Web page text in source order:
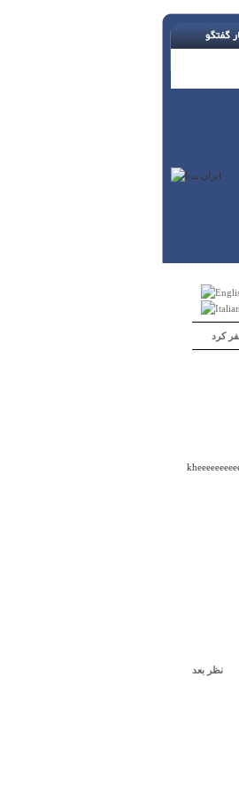
استان
نظر بعد